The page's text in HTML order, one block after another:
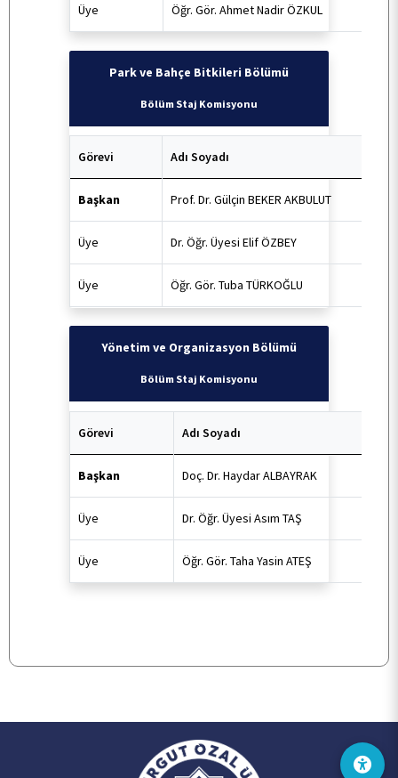
TOPLUMSAL KATKI
İLETİŞİM
Üye Öğr. Gör. Ahmet Nadir ÖZKUL
Park ve Bahçe Bitkileri Bölümü
Bölüm Staj Komisyonu
Görevi Adı Soyadı
Başkan Prof. Dr. Gülçin BEKER AKBULUT
Üye Dr. Öğr. Üyesi Elif ÖZBEY
Üye Öğr. Gör. Tuba TÜRKOĞLU
Yönetim ve Organizasyon Bölümü
Bölüm Staj Komisyonu
Görevi Adı Soyadı
Başkan Doç. Dr. Haydar ALBAYRAK
Üye Dr. Öğr. Üyesi Asım TAŞ
Üye Öğr. Gör. Taha Yasin ATEŞ